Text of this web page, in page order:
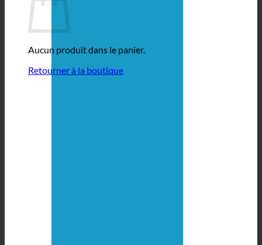
Aucun produit dans le panier.
Retourner à la boutique